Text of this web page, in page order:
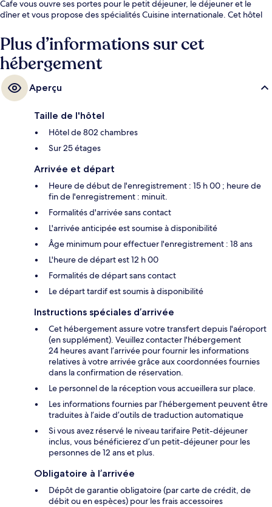
Cafe vous ouvre ses portes pour le petit déjeuner, le déjeuner et le
dîner et vous propose des spécialités Cuisine internationale. Cet hôtel
et un centre de remise en forme. Le personnel attentionné et le petit
déjeuner remportent un franc succès auprès des autres voyageurs. Les
transports publics se situent à une courte distance à pied : Station de
BTS Saphan Taksin est à 6 min et Station de métro Surasak, à 12 min.
Plus d’informations sur cet
hébergement
Aperçu
Taille de l'hôtel
Hôtel de 802 chambres
Sur 25 étages
Arrivée et départ
Heure de début de l'enregistrement : 15 h 00 ; heure de
fin de l'enregistrement : minuit.
Formalités d'arrivée sans contact
L'arrivée anticipée est soumise à disponibilité
Âge minimum pour effectuer l'enregistrement : 18 ans
L'heure de départ est 12 h 00
Formalités de départ sans contact
Le départ tardif est soumis à disponibilité
Instructions spéciales d’arrivée
Cet hébergement assure votre transfert depuis l'aéroport
(en supplément). Veuillez contacter l'hébergement
24 heures avant l’arrivée pour fournir les informations
relatives à votre arrivée grâce aux coordonnées fournies
dans la confirmation de réservation.
Le personnel de la réception vous accueillera sur place.
Les informations fournies par l’hébergement peuvent être
traduites à l’aide d’outils de traduction automatique
Si vous avez réservé le niveau tarifaire Petit-déjeuner
inclus, vous bénéficierez d’un petit-déjeuner pour les
personnes de 12 ans et plus.
Obligatoire à l’arrivée
Dépôt de garantie obligatoire (par carte de crédit, de
débit ou en espèces) pour les frais accessoires